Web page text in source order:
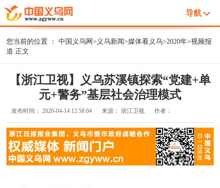
导航
您当前的位置 ：中国义乌网> 义乌新闻>媒体看义乌>2020年>视频报
道 正文
【浙江卫视】义乌苏溪镇探索“党建+单
元+警务”基层社会治理模式
发布时间：2020-04-14 12:58:04 来源：浙江卫视 作者：